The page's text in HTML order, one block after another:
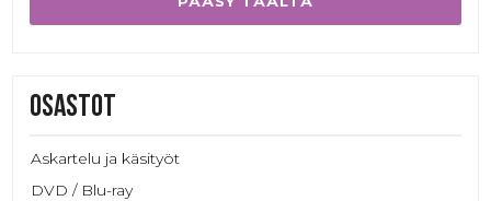
Osastot
Askartelu ja käsityöt
DVD / Blu-ray